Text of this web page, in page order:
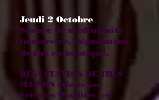
Jeudi 2 Octobre
Séance de médiumnité
immersive, dégustation
de thé en boutique.
DÉGUSTATION DE THÉS
MAISON offerts par
Sciences Maudites | en